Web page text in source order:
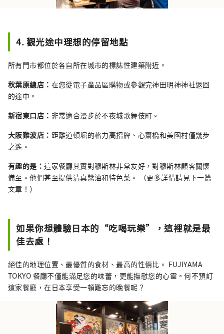
4. 觀光途中理想的停留地點
所有門市都位於各自所在城市的標誌性建築附近。
秋葉原總店： 在您從電子產品區購物或參觀完神田明神神社返回
的途中。
新宿東口店： 非常適合漫步於不夜城歌舞伎町。
大阪難波店： 距離道頓堀的格力高招牌、心齋橋和美國村僅幾步
之遙。
有趣的是：這家餐廳其實對穆斯林非常友好，對穆斯林顧客關懷
備至。他們甚至提供清真醬油和特色菜。 （更多詳情請見下一篇
文章！）
如果你想體驗日本的“吃喝玩樂”，這裡就是最
佳去處！
絕佳的地理位置、最優質的食材、最高的性價比。 FUJIYAMA
TOKYO 餐廳不僅能滿足您的味蕾，更能撫慰您的心靈。何不預訂
這家餐廳，在日本享受一頓難忘的晚餐呢？